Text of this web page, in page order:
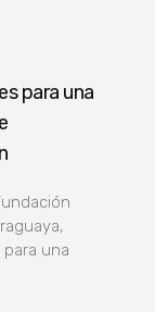
para una
una